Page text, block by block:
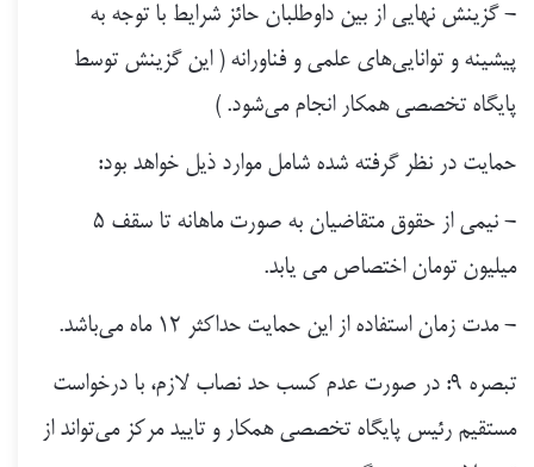
- گزینش نهایی از بین داوطلبان حائز شرایط با توجه به
پیشینه و توانایی‌های علمی و فناورانه ( این گزینش توسط
پایگاه تخصصی همکار انجام می‌شود. )
حمایت در نظر گرفته شده شامل موارد ذیل خواهد بود:
- نیمی از حقوق متقاضیان به صورت ماهانه تا سقف 5
میلیون تومان اختصاص می یابد.
- مدت زمان استفاده از این حمایت حداکثر ۱۲ ماه می‌باشد.
تبصره ۹: در صورت عدم کسب حد نصاب لازم، با درخواست
مستقیم رئیس پایگاه تخصصی همکار و تایید مرکز می‌تواند از